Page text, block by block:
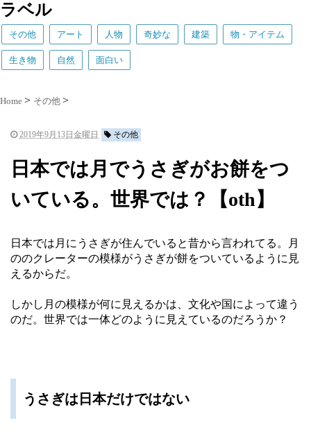
ラベル
その他 アート 人物 奇妙な 建築 物・アイテム
生き物 自然 面白い
Home その他
2019年9月13日金曜日 その他
日本では月でうさぎがお餅をつ
いている。世界では？【oth】
日本では月にうさぎが住んでいると昔から言われてる。月
ののクレーターの模様がうさぎが餅をついているように見
えるからだ。
しかし月の模様が何に見えるかは、文化や国によって違う
のだ。世界では一体どのように見えているのだろうか？
うさぎは日本だけではない